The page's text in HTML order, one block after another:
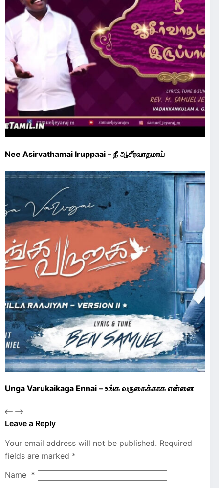
Nee Asirvathamai Iruppaai – நீ ஆசீர்வாதமாய்
Unga Varukaikaga Ennai – உங்க வருகைக்காக என்னை
Leave a Reply
Your email address will not be published. Required
fields are marked *
Name *